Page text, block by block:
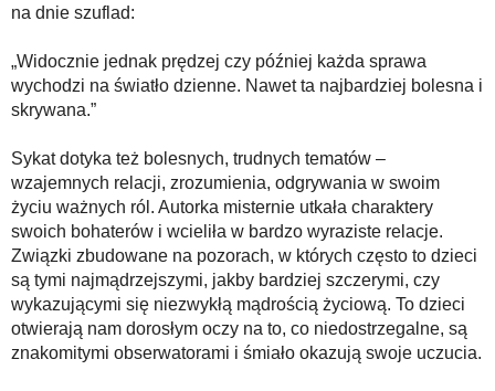
na dnie szuflad:
„Widocznie jednak prędzej czy później każda sprawa
wychodzi na światło dzienne. Nawet ta najbardziej bolesna i
skrywana.”
Sykat dotyka też bolesnych, trudnych tematów –
wzajemnych relacji, zrozumienia, odgrywania w swoim
życiu ważnych ról. Autorka misternie utkała charaktery
swoich bohaterów i wcieliła w bardzo wyraziste relacje.
Związki zbudowane na pozorach, w których często to dzieci
są tymi najmądrzejszymi, jakby bardziej szczerymi, czy
wykazującymi się niezwykłą mądrością życiową. To dzieci
otwierają nam dorosłym oczy na to, co niedostrzegalne, są
znakomitymi obserwatorami i śmiało okazują swoje uczucia.